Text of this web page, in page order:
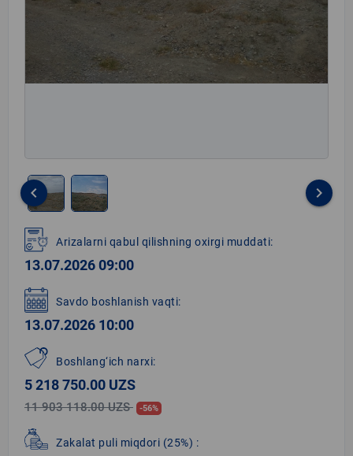
1
of
2
keyboard_arrow_left keyboard_arrow_right
Arizalarni qabul qilishning oxirgi muddati:
13.07.2026 09:00
Savdo boshlanish vaqti:
13.07.2026 10:00
Boshlang‘ich narxi:
5 218 750.00 UZS
11 903 118.00 UZS -56%
Zakalat puli miqdori (25%) :